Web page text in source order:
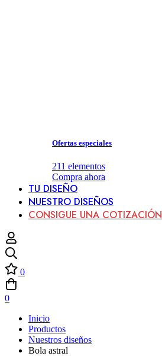
Ofertas especiales
211 elementos
Compra ahora
TU DISEÑO
NUESTRO DISEÑOS
CONSIGUE UNA COTIZACIÓN
0
0
Inicio
Productos
Nuestros diseños
Bola astral